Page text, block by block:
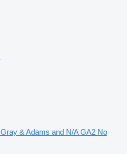
Gray & Adams and N/A GA2 No